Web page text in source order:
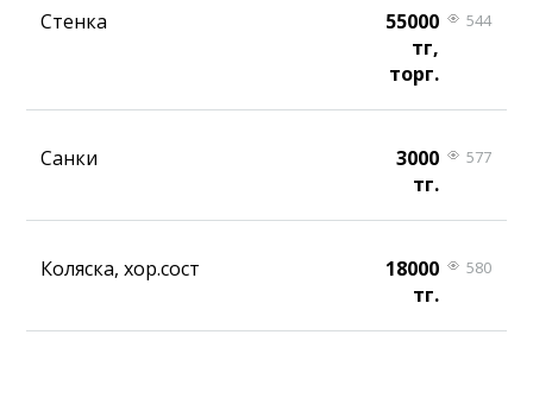
Стенка
55000
тг,
торг.
544
Санки
3000
тг.
577
Коляска, хор.сост
18000
тг.
580